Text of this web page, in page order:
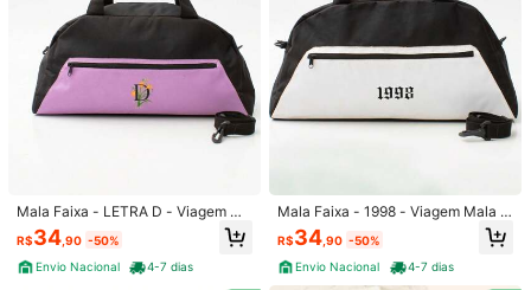
Mala Faixa - LETRA D - Viagem Ma
la Unissex Resistente Fitness
R$34 ,90 -50%
Envio Nacional
4-7 dias
Mala Faixa - 1998 - Viagem Mala U
nissex Resistente Fitness
R$34 ,90 -50%
Envio Nacional
4-7 dias